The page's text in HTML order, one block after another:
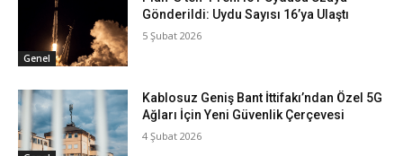
Genel
Gönderildi: Uydu Sayısı 16’ya Ulaştı
5 Şubat 2026
Kablosuz Geniş Bant İttifakı’ndan Özel 5G
Ağları İçin Yeni Güvenlik Çerçevesi
4 Şubat 2026